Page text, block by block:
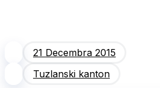
21 Decembra 2015
Tuzlanski kanton